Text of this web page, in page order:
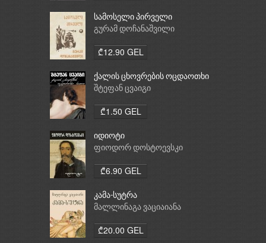
სამოსელი პირველი
გურამ დოჩანაშვილი
₾12.90 GEL
ქალის ცხოვრების ოცდაოთხი
საათი
შტეფან ცვაიგი
₾1.50 GEL
იდიოტი
ფიოდორ დოსტოევსკი
₾6.90 GEL
კამა-სუტრა
მალლინაგა ვაციაიანა
₾20.00 GEL